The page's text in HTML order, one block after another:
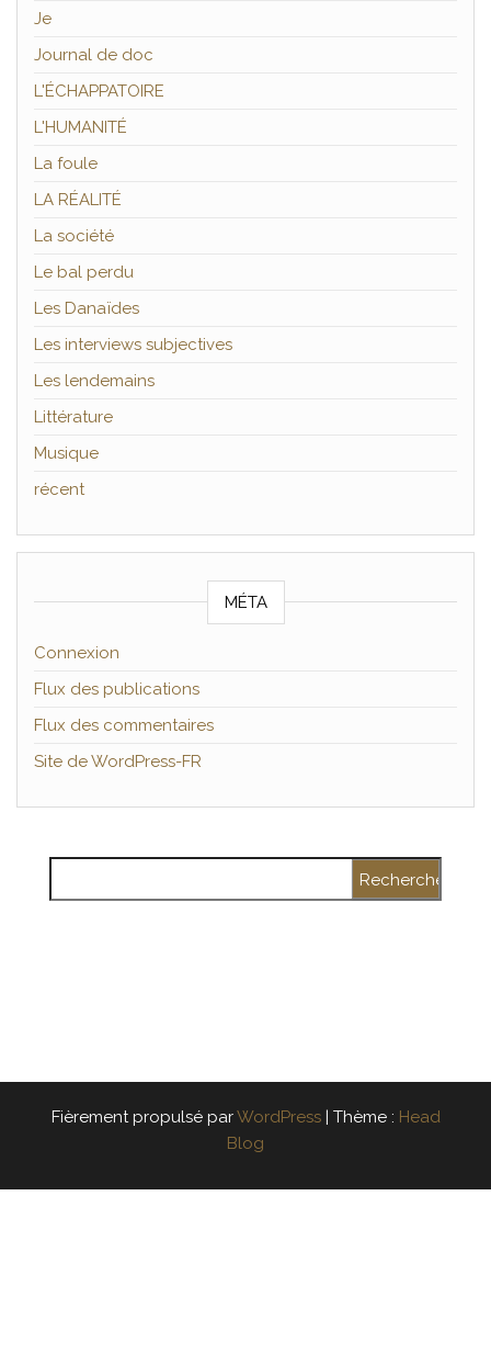
Je
Journal de doc
L'ÉCHAPPATOIRE
L'HUMANITÉ
La foule
LA RÉALITÉ
La société
Le bal perdu
Les Danaïdes
Les interviews subjectives
Les lendemains
Littérature
Musique
récent
MÉTA
Connexion
Flux des publications
Flux des commentaires
Site de WordPress-FR
Fièrement propulsé parWordPress | Thème : Head
Blog